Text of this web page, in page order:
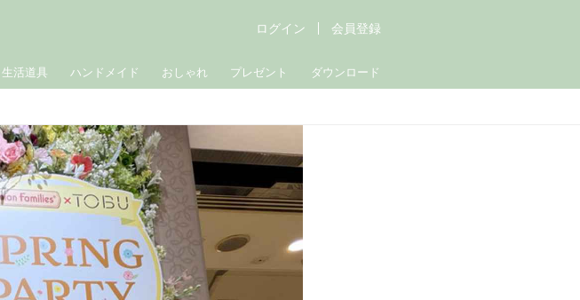
生活道具 ハンドメイド おしゃれ プレゼント ダウンロード
ログイン 会員登録